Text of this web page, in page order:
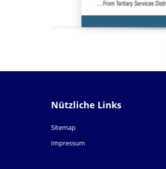
Nützliche Links
Sitemap
Impressum